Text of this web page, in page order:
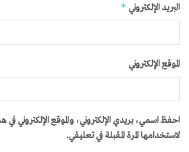
البريد الإلكتروني *
الموقع الإلكتروني
احفظ اسمي، بريدي الإلكتروني، والموقع الإلكتروني في
لاستخدامها المرة المقبلة في تعليقي.